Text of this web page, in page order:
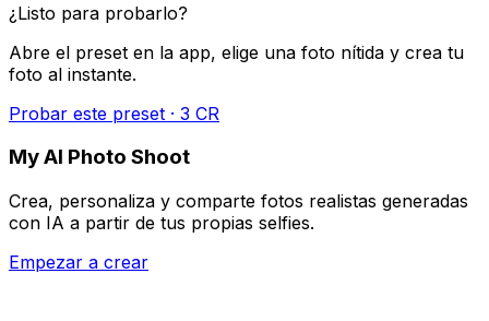
¿Listo para probarlo?
Abre el preset en la app, elige una foto nítida y crea tu
foto al instante.
Probar este preset · 3 CR
My AI Photo Shoot
Crea, personaliza y comparte fotos realistas generadas
con IA a partir de tus propias selfies.
Empezar a crear